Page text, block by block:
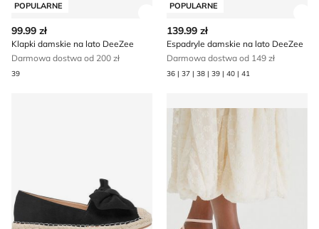
POPULARNE
99.99 zł
Klapki damskie na lato DeeZee
Darmowa dostwa od 200 zł
39
POPULARNE
139.99 zł
Espadryle damskie na lato DeeZee
Darmowa dostwa od 149 zł
36 | 37 | 38 | 39 | 40 | 41